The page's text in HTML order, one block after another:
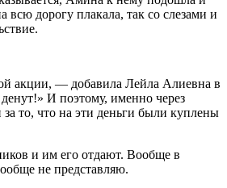
дорогу плакала, так со слезами и
акции, — добавила Лейла Алиевна в
И поэтому, именно через
за то, что на эти деньги были куплены
и им его отдают. Вообще в
не представляю.